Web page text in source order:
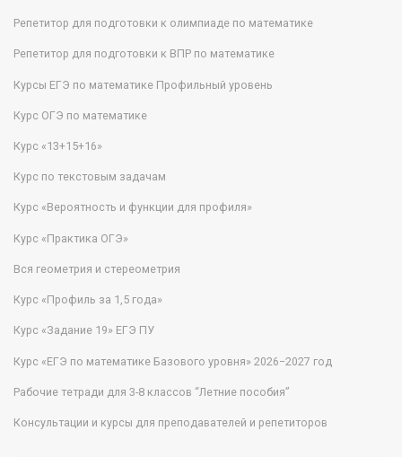
Репетитор для подготовки к олимпиаде по математике
Репетитор для подготовки к ВПР по математике
Курсы ЕГЭ по математике Профильный уровень
Курс ОГЭ по математике
Курс «13+15+16»
Курс по текстовым задачам
Курс «Вероятность и функции для профиля»
Курс «Практика ОГЭ»
Вся геометрия и стереометрия
Курс «Профиль за 1,5 года»
Курс «Задание 19» ЕГЭ ПУ
Курс «ЕГЭ по математике Базового уровня» 2026−2027 год
Рабочие тетради для 3-8 классов “Летние пособия”
Консультации и курсы для преподавателей и репетиторов